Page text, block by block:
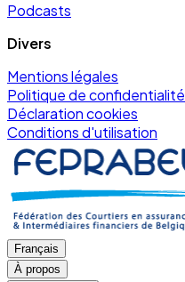
Podcasts
Divers
Mentions légales
Politique de confidentialité
Déclaration cookies
Conditions d'utilisation
Français
À propos